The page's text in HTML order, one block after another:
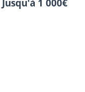
Jusqu'à 1 000€